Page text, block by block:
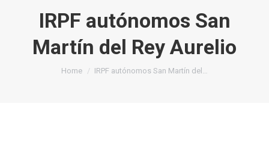
IRPF autónomos San
Martín del Rey Aurelio
You are here:
Home IRPF autónomos San Martín del…